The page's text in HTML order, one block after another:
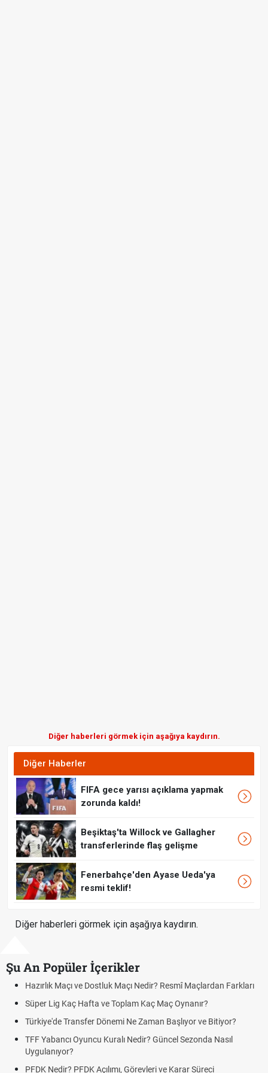
Diğer haberleri görmek için aşağıya kaydırın.
Diğer Haberler
FIFA gece yarısı açıklama yapmak
zorunda kaldı!
Beşiktaş'ta Willock ve Gallagher
transferlerinde flaş gelişme
Fenerbahçe'den Ayase Ueda'ya
resmi teklif!
Diğer haberleri görmek için aşağıya kaydırın.
Şu An Popüler İçerikler
Maçı ve Dostluk Maçı Nedir? Resmî Maçlardan Farkları
Kaç Hafta ve Toplam Kaç Maç Oynanır?
Transfer Dönemi Ne Zaman Başlıyor ve Bitiyor?
Oyuncu Kuralı Nedir? Güncel Sezonda Nasıl
PFDK Açılımı, Görevleri ve Karar Süreci
Puan
Futbol